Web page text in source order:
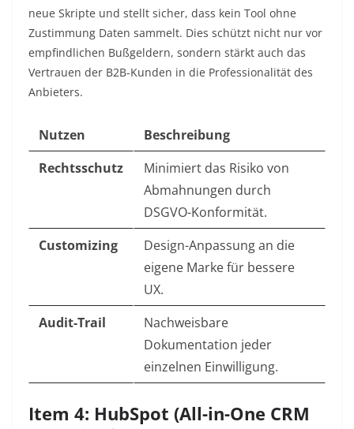
neue Skripte und stellt sicher, dass kein Tool ohne
Zustimmung Daten sammelt. Dies schützt nicht nur vor
empfindlichen Bußgeldern, sondern stärkt auch das
Vertrauen der B2B-Kunden in die Professionalität des
Anbieters.
Nutzen
Beschreibung
Rechtsschutz
Minimiert das Risiko von
Abmahnungen durch
DSGVO-Konformität.
Customizing
Design-Anpassung an die
eigene Marke für bessere
UX.
Audit-Trail
Nachweisbare
Dokumentation jeder
einzelnen Einwilligung.
Item 4: HubSpot (All-in-One CRM